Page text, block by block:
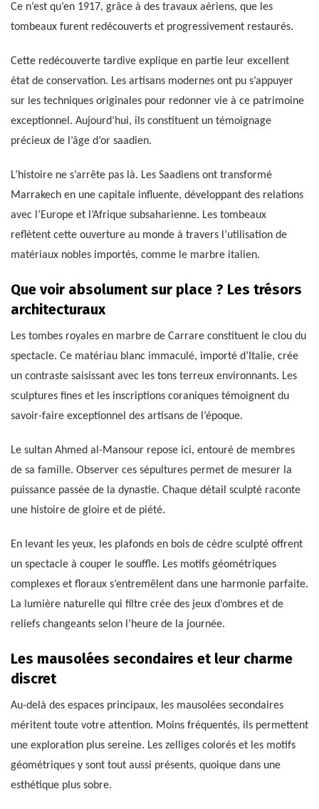
Ce n’est qu’en 1917, grâce à des travaux aériens, que les
tombeaux furent redécouverts et progressivement restaurés.
Cette redécouverte tardive explique en partie leur excellent
état de conservation. Les artisans modernes ont pu s’appuyer
sur les techniques originales pour redonner vie à ce patrimoine
exceptionnel. Aujourd’hui, ils constituent un témoignage
précieux de l’âge d’or saadien.
L’histoire ne s’arrête pas là. Les Saadiens ont transformé
Marrakech en une capitale influente, développant des relations
avec l’Europe et l’Afrique subsaharienne. Les tombeaux
reflètent cette ouverture au monde à travers l’utilisation de
matériaux nobles importés, comme le marbre italien.
Que voir absolument sur place ? Les trésors
architecturaux
Les tombes royales en marbre de Carrare constituent le clou du
spectacle. Ce matériau blanc immaculé, importé d’Italie, crée
un contraste saisissant avec les tons terreux environnants. Les
sculptures fines et les inscriptions coraniques témoignent du
savoir-faire exceptionnel des artisans de l’époque.
Le sultan Ahmed al-Mansour repose ici, entouré de membres
de sa famille. Observer ces sépultures permet de mesurer la
puissance passée de la dynastie. Chaque détail sculpté raconte
une histoire de gloire et de piété.
En levant les yeux, les plafonds en bois de cèdre sculpté offrent
un spectacle à couper le souffle. Les motifs géométriques
complexes et floraux s’entremêlent dans une harmonie parfaite.
La lumière naturelle qui filtre crée des jeux d’ombres et de
reliefs changeants selon l’heure de la journée.
Les mausolées secondaires et leur charme
discret
Au-delà des espaces principaux, les mausolées secondaires
méritent toute votre attention. Moins fréquentés, ils permettent
une exploration plus sereine. Les zelliges colorés et les motifs
géométriques y sont tout aussi présents, quoique dans une
esthétique plus sobre.